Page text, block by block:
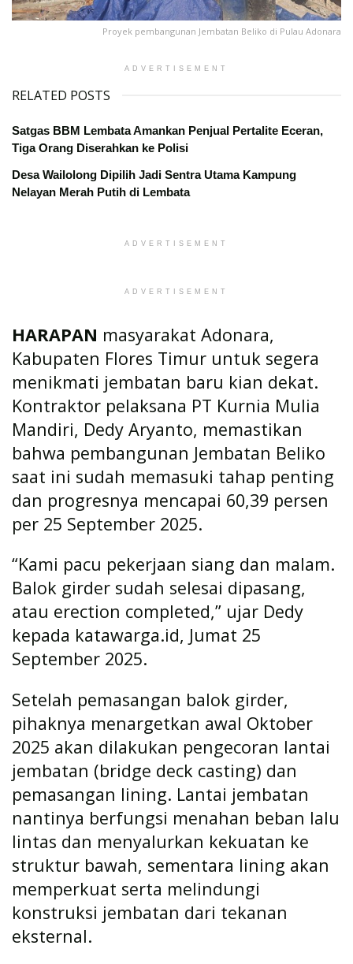
Proyek pembangunan Jembatan Beliko di Pulau Adonara
ADVERTISEMENT
RELATED POSTS
Satgas BBM Lembata Amankan Penjual Pertalite Eceran,
Tiga Orang Diserahkan ke Polisi
Desa Wailolong Dipilih Jadi Sentra Utama Kampung
Nelayan Merah Putih di Lembata
ADVERTISEMENT
ADVERTISEMENT
HARAPAN masyarakat Adonara,
Kabupaten Flores Timur untuk segera
menikmati jembatan baru kian dekat.
Kontraktor pelaksana PT Kurnia Mulia
Mandiri, Dedy Aryanto, memastikan
bahwa pembangunan Jembatan Beliko
saat ini sudah memasuki tahap penting
dan progresnya mencapai 60,39 persen
per 25 September 2025.
“Kami pacu pekerjaan siang dan malam.
Balok girder sudah selesai dipasang,
atau erection completed,” ujar Dedy
kepada katawarga.id, Jumat 25
September 2025.
Setelah pemasangan balok girder,
pihaknya menargetkan awal Oktober
2025 akan dilakukan pengecoran lantai
jembatan (bridge deck casting) dan
pemasangan lining. Lantai jembatan
nantinya berfungsi menahan beban lalu
lintas dan menyalurkan kekuatan ke
struktur bawah, sementara lining akan
memperkuat serta melindungi
konstruksi jembatan dari tekanan
eksternal.